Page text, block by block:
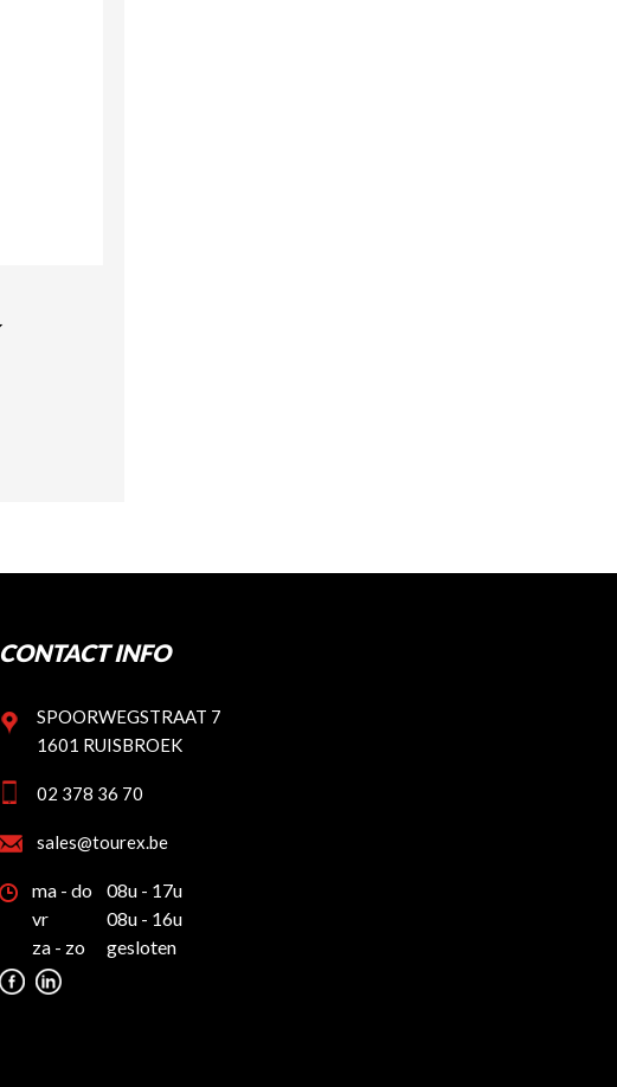
CONTACT INFO
SPOORWEGSTRAAT 7
1601 RUISBROEK
02 378 36 70
sales@tourex.be
ma - do
08u - 17u
vr
08u - 16u
za - zo
gesloten